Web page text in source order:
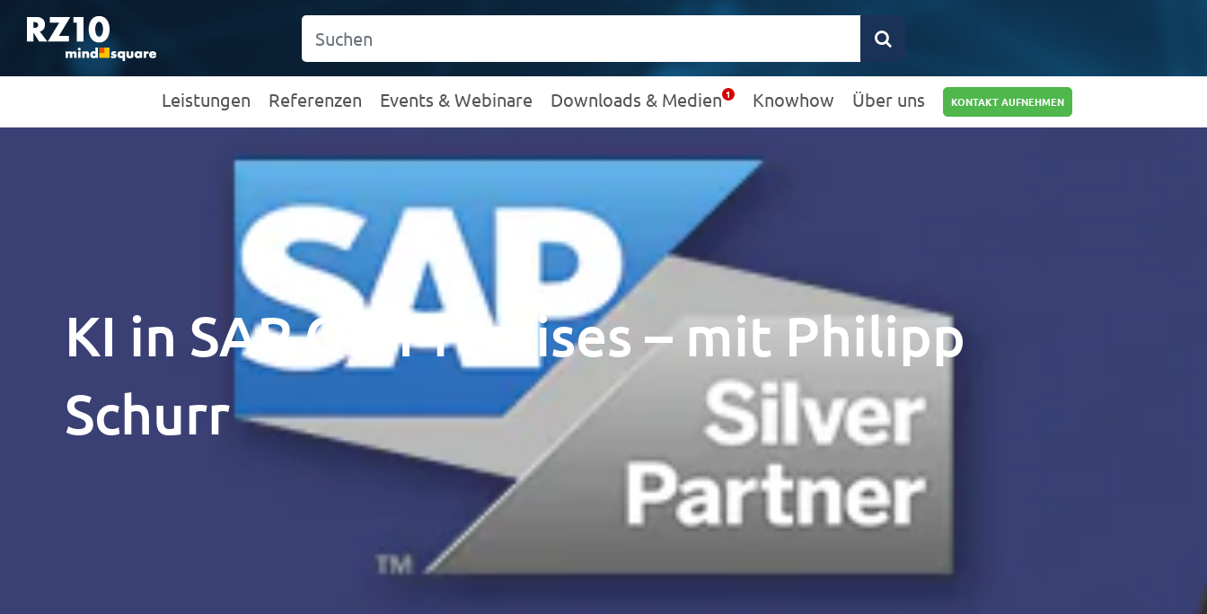
Leistungen Referenzen Events & Webinare Downloads & Medien Knowhow Über uns KONTAKT AUFNEHMEN
KI in SAP On-Premises – mit Philipp
Schurr